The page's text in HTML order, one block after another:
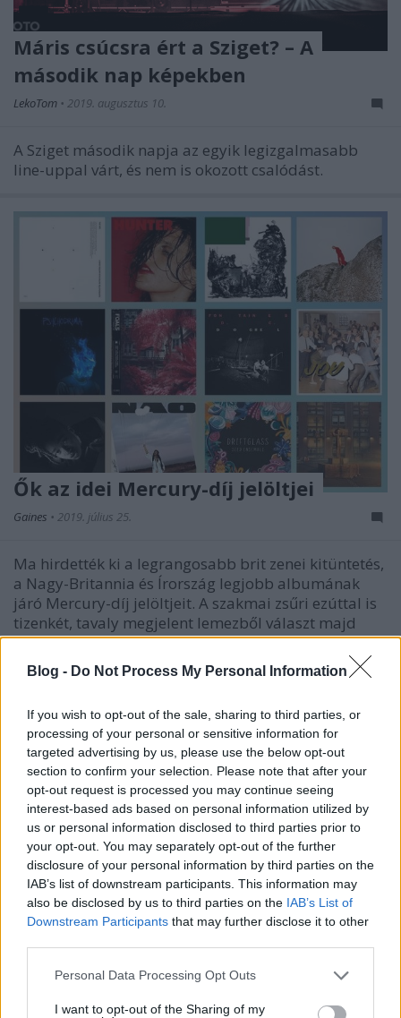
Blog - Do Not Process My Personal Information
If you wish to opt-out of the sale, sharing to third parties, or
processing of your personal or sensitive information for
targeted advertising by us, please use the below opt-out
section to confirm your selection. Please note that after your
opt-out request is processed you may continue seeing
interest-based ads based on personal information utilized by
us or personal information disclosed to third parties prior to
your opt-out. You may separately opt-out of the further
disclosure of your personal information by third parties on the
IAB’s list of downstream participants. This information may
also be disclosed by us to third parties on the IAB’s List of
Downstream Participants that may further disclose it to other
Please note that this website/app uses one or more Google
not limited to your visit or usage behaviour. You may click to
Personal Data Processing Opt Outs
I want to opt-out of the Sharing of my
Máris csúcsra ért a Sziget? – A
második nap képekben
LekoTom • 2019. augusztus 10.
A Sziget második napja az egyik legizgalmasabb
line-uppal várt, és nem is okozott csalódást.
Ők az idei Mercury-díj jelöltjei
Gaines • 2019. július 25.
Ma hirdették ki a legrangosabb brit zenei kitüntetés,
a Nagy-Britannia és Írország legjobb albumának
járó Mercury-díj jelöltjeit. A szakmai zsűri ezúttal is
tizenkét, tavaly megjelent lemezből választ majd
győztest, rapperek és a gitárzene képviselői
csaphatnak össze.
Idén miattuk nem szabad kihagyni a
Pohoda fesztivált